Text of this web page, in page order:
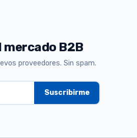
mercado B2B
proveedores. Sin spam.